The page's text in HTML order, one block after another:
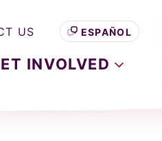
INVOLVED
US ESPAÑOL